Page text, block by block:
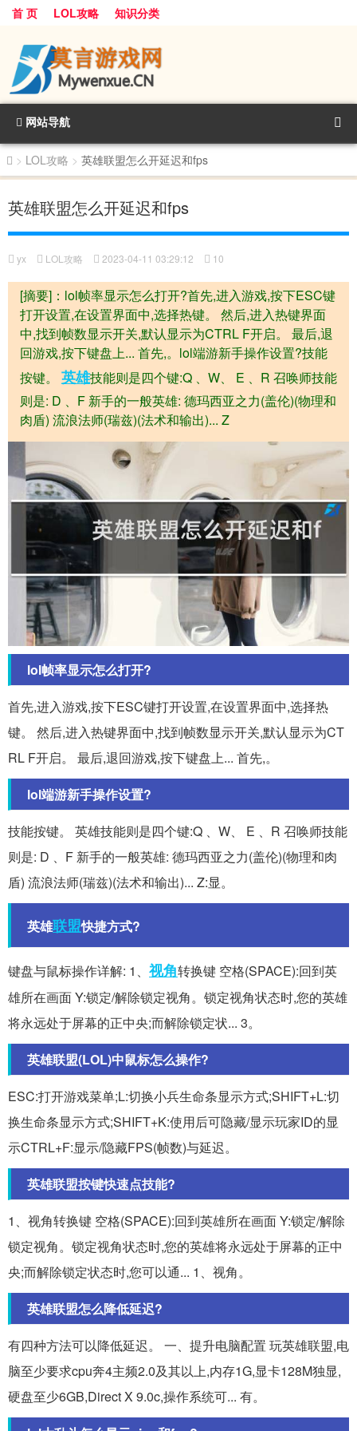
首 页 LOL攻略 知识分类
网站导航
> LOL攻略 > 英雄联盟怎么开延迟和fps
英雄联盟怎么开延迟和fps
yx LOL攻略 2023-04-11 03:29:12 10
[摘要]：lol帧率显示怎么打开?首先,进入游戏,按下ESC键
打开设置,在设置界面中,选择热键。 然后,进入热键界面
中,找到帧数显示开关,默认显示为CTRL F开启。 最后,退
回游戏,按下键盘上... 首先,。lol端游新手操作设置?技能
按键。 英雄技能则是四个键:Q 、W、 E 、R 召唤师技能
则是: D 、F 新手的一般英雄: 德玛西亚之力(盖伦)(物理和
肉盾) 流浪法师(瑞兹)(法术和输出)... Z
lol帧率显示怎么打开?
首先,进入游戏,按下ESC键打开设置,在设置界面中,选择热
键。 然后,进入热键界面中,找到帧数显示开关,默认显示为CT
RL F开启。 最后,退回游戏,按下键盘上... 首先,。
lol端游新手操作设置?
技能按键。 英雄技能则是四个键:Q 、W、 E 、R 召唤师技能
则是: D 、F 新手的一般英雄: 德玛西亚之力(盖伦)(物理和肉
盾) 流浪法师(瑞兹)(法术和输出)... Z:显。
英雄联盟快捷方式?
键盘与鼠标操作详解: 1、 视角转换键 空格(SPACE):回到英
雄所在画面 Y:锁定/解除锁定视角。锁定视角状态时,您的英雄
将永远处于屏幕的正中央;而解除锁定状... 3。
英雄联盟(LOL)中鼠标怎么操作?
ESC:打开游戏菜单;L:切换小兵生命条显示方式;SHIFT+L:切
换生命条显示方式;SHIFT+K:使用后可隐藏/显示玩家ID的显
示CTRL+F:显示/隐藏FPS(帧数)与延迟。
英雄联盟按键快速点技能?
1、视角转换键 空格(SPACE):回到英雄所在画面 Y:锁定/解除
锁定视角。锁定视角状态时,您的英雄将永远处于屏幕的正中
央;而解除锁定状态时,您可以通... 1、视角。
英雄联盟怎么降低延迟?
有四种方法可以降低延迟。 一、提升电脑配置 玩英雄联盟,电
脑至少要求cpu奔4主频2.0及其以上,内存1G,显卡128M独显,
硬盘至少6GB,Direct X 9.0c,操作系统可... 有。